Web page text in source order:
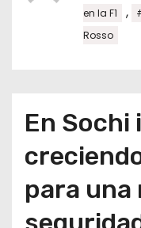
en la F1
,
Rosso
En
para una